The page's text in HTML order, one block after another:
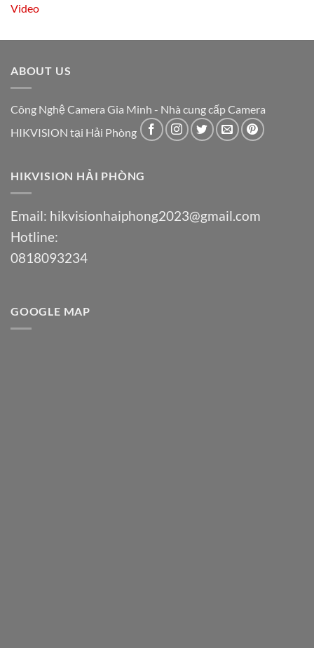
Video
ABOUT US
Công Nghệ Camera Gia Minh - Nhà cung cấp Camera
HIKVISION tại Hải Phòng
HIKVISION HẢI PHÒNG
Email: hikvisionhaiphong2023@gmail.com
Hotline:
0818093234
GOOGLE MAP